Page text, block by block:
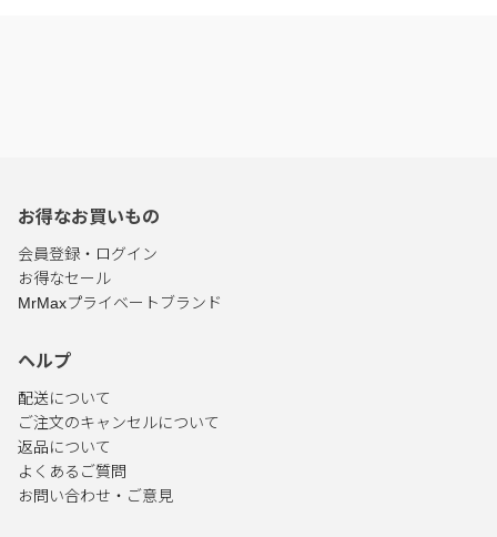
お得なお買いもの
会員登録・ログイン
お得なセール
MrMaxプライベートブランド
ヘルプ
配送について
ご注文のキャンセルについて
返品について
よくあるご質問
お問い合わせ・ご意見